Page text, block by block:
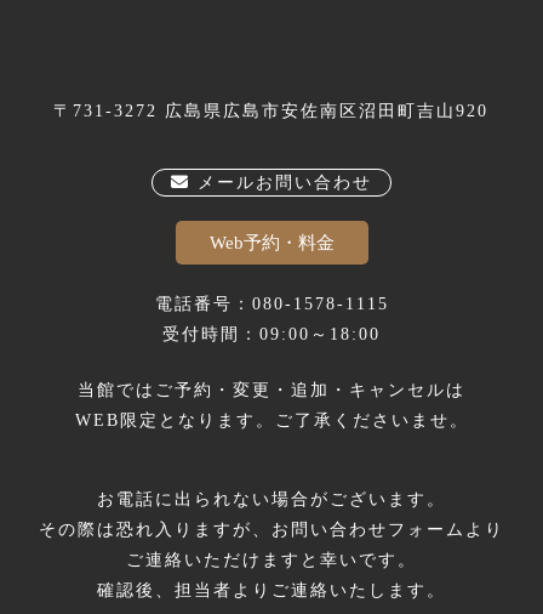
〒731-3272 広島県広島市安佐南区沼田町吉山920
メールお問い合わせ
Web予約・料金
電話番号：080-1578-1115
受付時間：09:00～18:00
当館ではご予約・変更・追加・キャンセルは
WEB限定となります。ご了承くださいませ。
お電話に出られない場合がございます。
その際は恐れ入りますが、お問い合わせフォームより
ご連絡いただけますと幸いです。
確認後、担当者よりご連絡いたします。